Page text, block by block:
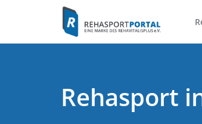
Rehasport